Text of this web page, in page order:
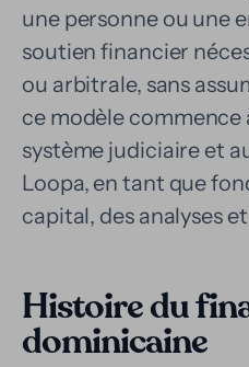
une personne ou une
soutien financier
ou arbitrale, sans
ce modèle
système judiciaire et
Loopa, en tant que
capital, des analyses
Histoire du
dominicaine